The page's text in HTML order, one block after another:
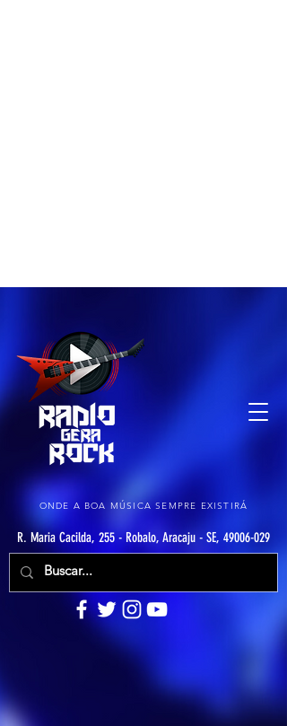
ONDE A BOA MÚSICA SEMPRE EXISTIRÁ
R. Maria Cacilda, 255 - Robalo, Aracaju - SE, 49006-029